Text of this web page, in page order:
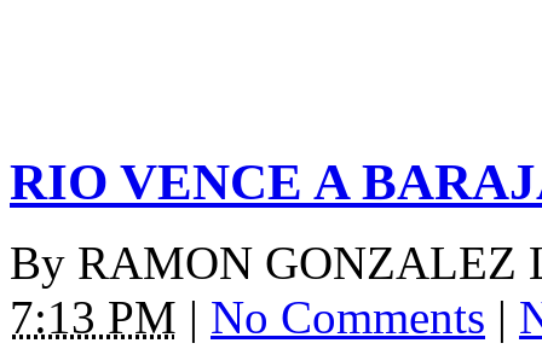
RIO VENCE A
By RAMON GONZALEZ
7:13 PM | No Comments |